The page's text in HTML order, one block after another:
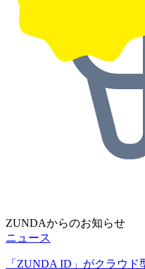
ZUNDAからのお知らせ
ニュース
「ZUNDA ID」がクラウド